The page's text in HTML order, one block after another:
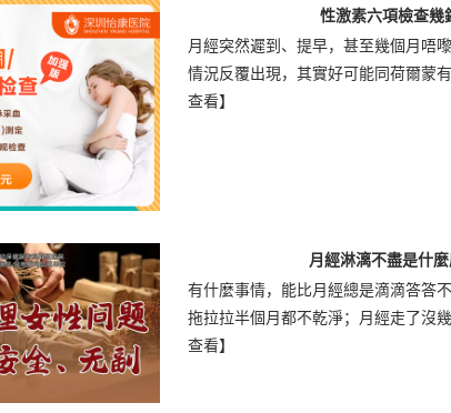
性激素六項檢查幾
月經突然遲到、提早，甚至幾個月唔
情況反覆出現，其實好可能同荷爾蒙
查看】
月經淋漓不盡是什
有什麼事情，能比月經總是滴滴答答
拖拉拉半個月都不乾淨；月經走了沒
查看】